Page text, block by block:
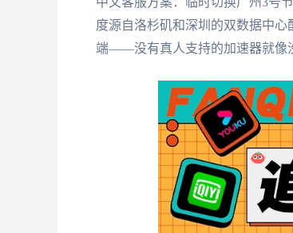
度源自洛杉矶和深圳的双数据中
端——没有真人支持的加速器就像